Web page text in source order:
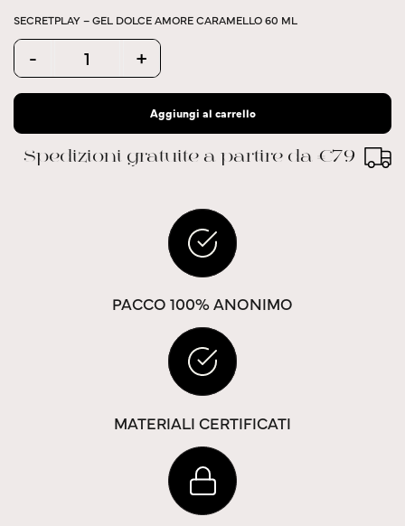
SECRETPLAY – GEL DOLCE AMORE CARAMELLO 60 ML
Quantity
- +
Aggiungi al carrello
Spedizioni gratuite a partire da €79
PACCO 100% ANONIMO
MATERIALI CERTIFICATI